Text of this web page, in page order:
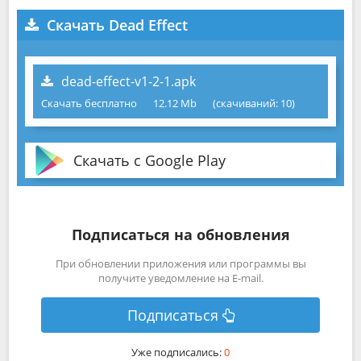
Скачать Dead Effect
dead-effect-v1-2-1.apk
Скачать бесплатно 12.12 Mb (cкачиваний: 10)
Скачать с Google Play
Подписаться на обновления
При обновлении приложения или программы вы
получите уведомление на E-mail.
Подписаться
Уже подписались:0